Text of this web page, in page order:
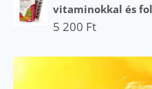
vitaminokkal és
5 200 Ft